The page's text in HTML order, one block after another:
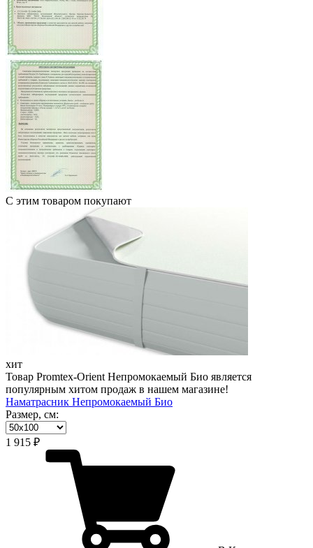
С этим товаром покупают
хит
Товар Promtex-Orient Непромокаемый Био является
популярным хитом продаж в нашем магазине!
Наматрасник Непромокаемый Био
Размер, см:
1 915 ₽